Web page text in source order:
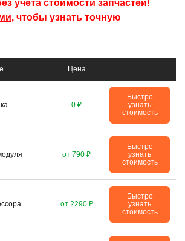
учёта стоимости запчастей!
, чтобы узнать точную
Цена
0 ₽
Быстро
узнать
стоимость
от 790 ₽
Быстро
узнать
стоимость
от 2290 ₽
Быстро
узнать
стоимость